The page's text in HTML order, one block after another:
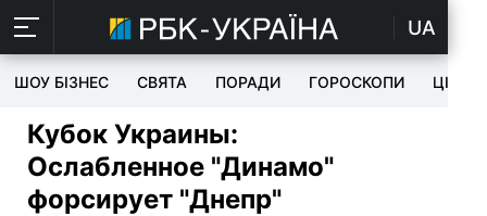
UA
ШОУ БІЗНЕС СВЯТА ПОРАДИ ГОРОСКОПИ ЦІКАВЕ
Кубок Украины:
Ослабленное "Динамо"
форсирует "Днепр"